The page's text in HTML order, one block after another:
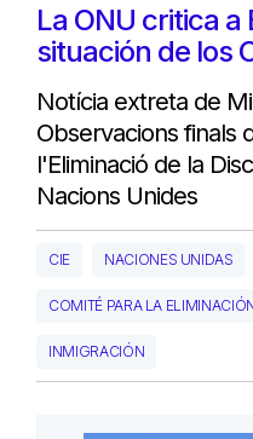
La ONU critica a
situación de los
Notícia extreta de
Observacions finals
l'Eliminació de la
Nacions Unides
CIE NACIONES UNIDAS
COMITÉ PARA LA
INMIGRACIÓN